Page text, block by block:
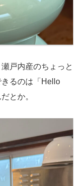
戸内産のちょっと
るのは「Hello
とか。